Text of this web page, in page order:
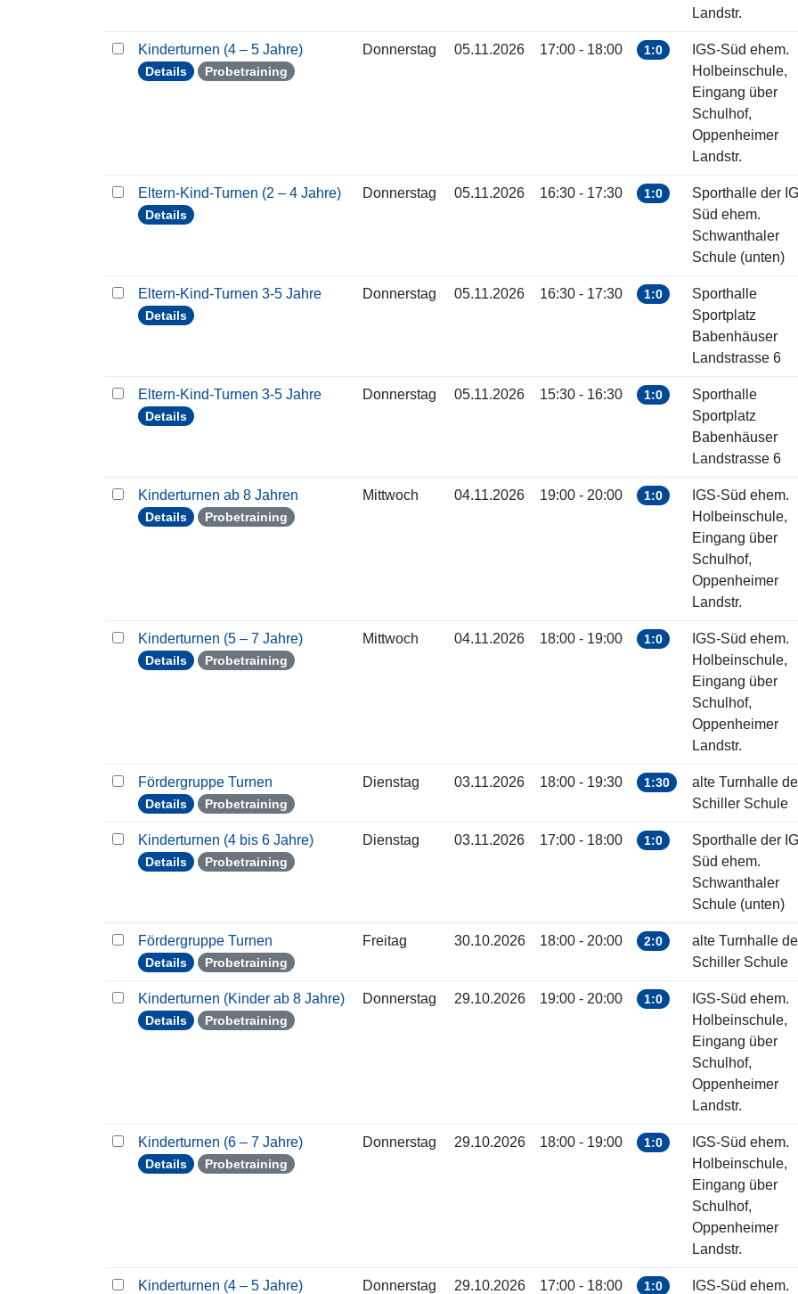
Landstr.
Kinderturnen (4 – 5 Jahre)
Details Probetraining
Donnerstag 05.11.2026 17:00 - 18:00 1:0
IGS-Süd ehem.
Holbeinschule,
Eingang über
Schulhof,
Oppenheimer
Landstr.
Eltern-Kind-Turnen (2 – 4 Jahre)
Details
Donnerstag 05.11.2026 16:30 - 17:30 1:0
Sporthalle der
Süd ehem.
Schwanthaler
Schule (unten)
Eltern-Kind-Turnen 3-5 Jahre
Details
Donnerstag 05.11.2026 16:30 - 17:30 1:0
Sporthalle
Sportplatz
Babenhäuser
Landstrasse 6
Eltern-Kind-Turnen 3-5 Jahre
Details
Donnerstag 05.11.2026 15:30 - 16:30 1:0
Sporthalle
Sportplatz
Babenhäuser
Landstrasse 6
Kinderturnen ab 8 Jahren
Details Probetraining
Mittwoch 04.11.2026 19:00 - 20:00 1:0
IGS-Süd ehem.
Holbeinschule,
Eingang über
Schulhof,
Oppenheimer
Landstr.
Kinderturnen (5 – 7 Jahre)
Details Probetraining
Mittwoch 04.11.2026 18:00 - 19:00 1:0
IGS-Süd ehem.
Holbeinschule,
Eingang über
Schulhof,
Oppenheimer
Landstr.
Fördergruppe Turnen
Details Probetraining
Dienstag 03.11.2026 18:00 - 19:30 1:30
alte Turnhalle
Schiller Schule
Kinderturnen (4 bis 6 Jahre)
Details Probetraining
Dienstag 03.11.2026 17:00 - 18:00 1:0
Sporthalle der
Süd ehem.
Schwanthaler
Schule (unten)
Fördergruppe Turnen
Details Probetraining
Freitag 30.10.2026 18:00 - 20:00 2:0
alte Turnhalle
Schiller Schule
Kinderturnen (Kinder ab 8 Jahre)
Details Probetraining
Donnerstag 29.10.2026 19:00 - 20:00 1:0
IGS-Süd ehem.
Holbeinschule,
Eingang über
Schulhof,
Oppenheimer
Landstr.
Kinderturnen (6 – 7 Jahre)
Details Probetraining
Donnerstag 29.10.2026 18:00 - 19:00 1:0
IGS-Süd ehem.
Holbeinschule,
Eingang über
Schulhof,
Oppenheimer
Landstr.
Kinderturnen (4 – 5 Jahre) Donnerstag 29.10.2026 17:00 - 18:00 1:0
IGS-Süd ehem.